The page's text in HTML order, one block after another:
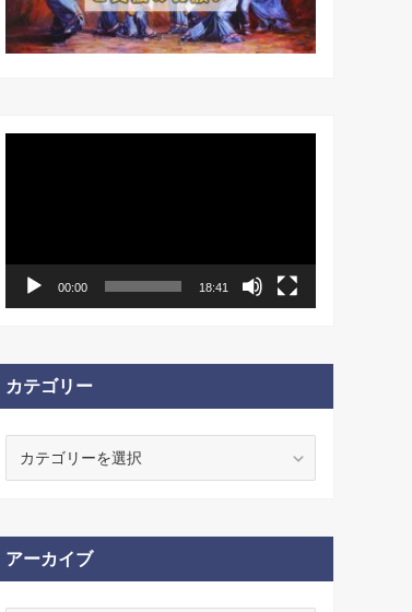
ヤ
00:00 18:41
カテゴリー
ー
アーカイブ